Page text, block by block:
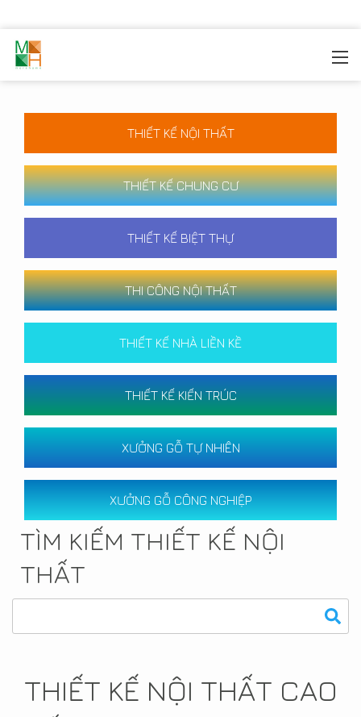
THIẾT KẾ NỘI THẤT
THIẾT KẾ CHUNG CƯ
THIẾT KẾ BIỆT THỰ
THI CÔNG NỘI THẤT
THIẾT KẾ NHÀ LIỀN KỀ
THIẾT KẾ KIẾN TRÚC
XƯỞNG GỖ TỰ NHIÊN
XƯỞNG GỖ CÔNG NGHIỆP
TÌM KIẾM THIẾT KẾ NỘI
THẤT
THIẾT KẾ NỘI THẤT CAO